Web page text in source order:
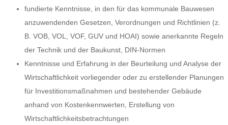
fundierte Kenntnisse, in den für das kommunale Bauwesen
anzuwendenden Gesetzen, Verordnungen und Richtlinien (z.
B. VOB, VOL, VOF, GUV und HOAI) sowie anerkannte Regeln
der Technik und der Baukunst, DIN-Normen
Kenntnisse und Erfahrung in der Beurteilung und Analyse der
Wirtschaftlichkeit vorliegender oder zu erstellender Planungen
für Investitionsmaßnahmen und bestehender Gebäude
anhand von Kostenkennwerten, Erstellung von
Wirtschaftlichkeitsbetrachtungen